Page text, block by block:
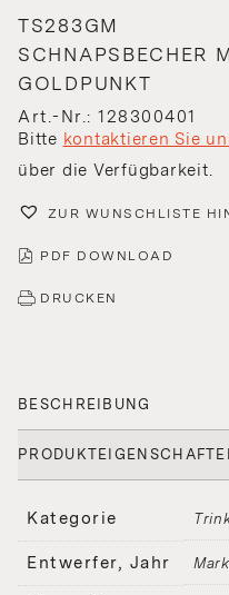
TS283GM
SCHNAPSBECHER
GOLDPUNKT
Art.-Nr.: 128300401
Bitte kontaktieren Sie
über die Verfügbarkeit.
ZUR WUNSCHLISTE
PDF DOWNLOAD
DRUCKEN
BESCHREIBUNG
Kategorie
Entwerfer, Jahr